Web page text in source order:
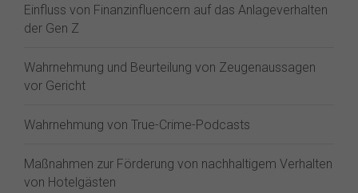
Einfluss von Finanzinfluencern auf das Anlageverhalten
der Gen Z⁠
Wahrnehmung und Beurteilung von Zeugenaussagen
vor Gericht
Wahrnehmung von True-Crime-Podcasts
Maßnahmen zur Förderung von nachhaltigem Verhalten
von Hotelgästen